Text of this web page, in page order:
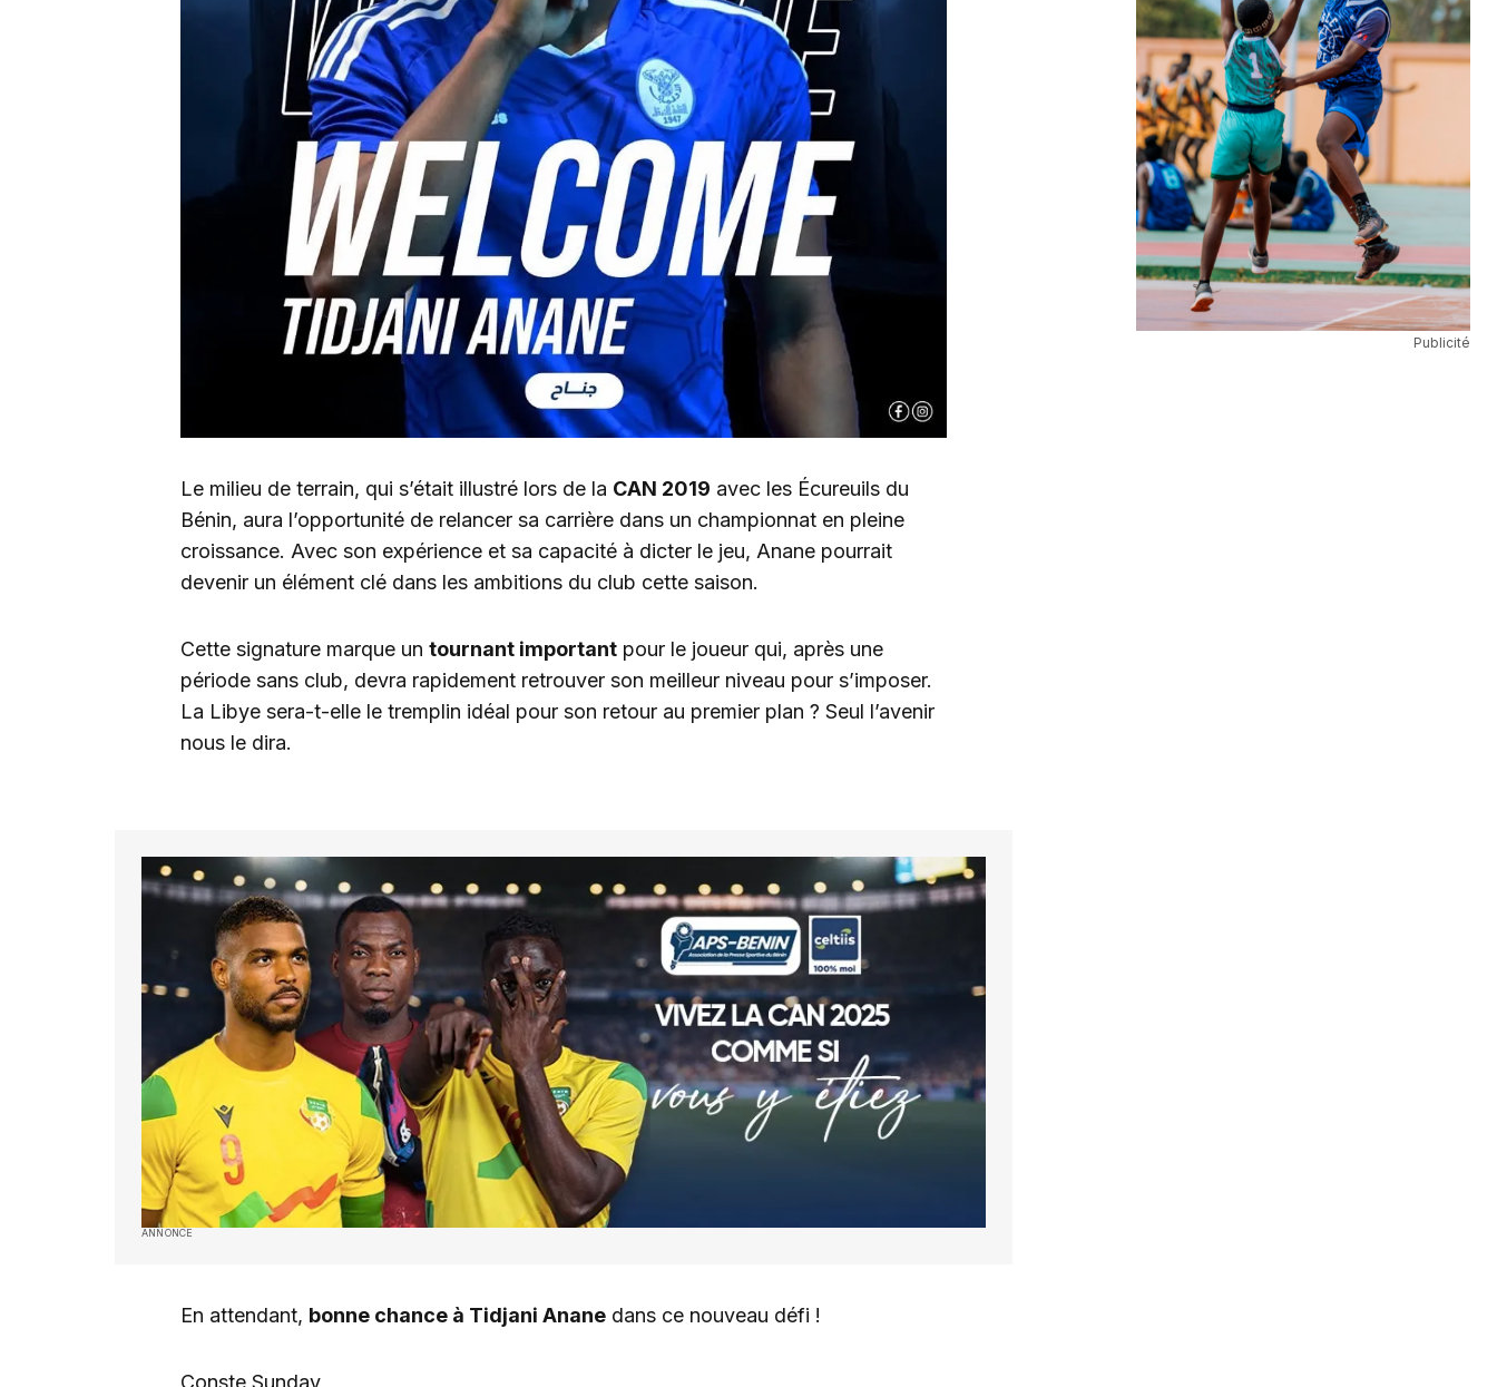
Le milieu de terrain, qui s’était illustré lors de la CAN 2019 avec les Écureuils du
Bénin, aura l’opportunité de relancer sa carrière dans un championnat en pleine
croissance. Avec son expérience et sa capacité à dicter le jeu, Anane pourrait
devenir un élément clé dans les ambitions du club cette saison.
Cette signature marque un tournant important pour le joueur qui, après une
période sans club, devra rapidement retrouver son meilleur niveau pour s’imposer.
La Libye sera-t-elle le tremplin idéal pour son retour au premier plan ? Seul l’avenir
nous le dira.
ANNONCE
En attendant, bonne chance à Tidjani Anane dans ce nouveau défi !
Conste Sunday
Publicité